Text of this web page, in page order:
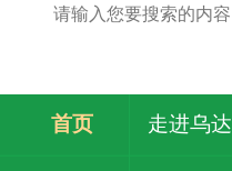
首页 走进乌达